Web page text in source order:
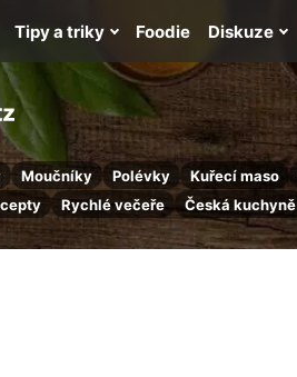
Moučníky Polévky Kuřecí maso
Rychlé večeře Česká kuchyně
Tipy a triky Foodie Diskuze